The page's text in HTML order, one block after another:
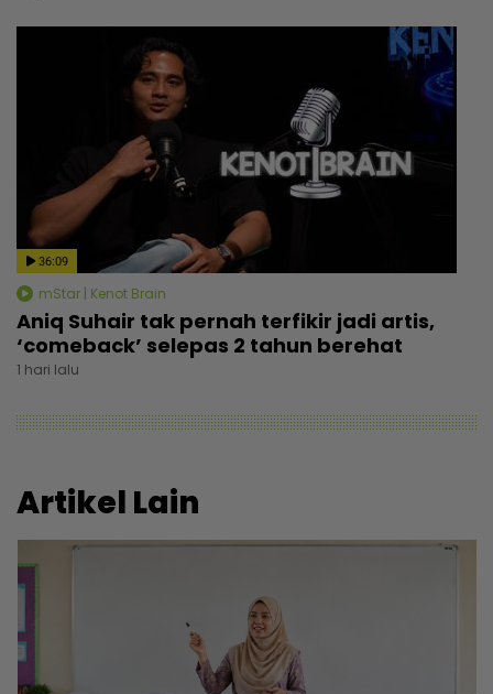
36:09
mStar | Kenot Brain
Aniq Suhair tak pernah terfikir jadi artis,
‘comeback’ selepas 2 tahun berehat
1 hari lalu
Artikel Lain